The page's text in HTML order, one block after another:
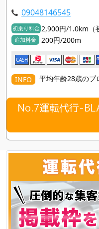
09048146545
初乗り料金 2,900円/1.0km（
追加料金 200円/200m
CASH
INFO 平均年齢28歳のプ
No.7運転代行-